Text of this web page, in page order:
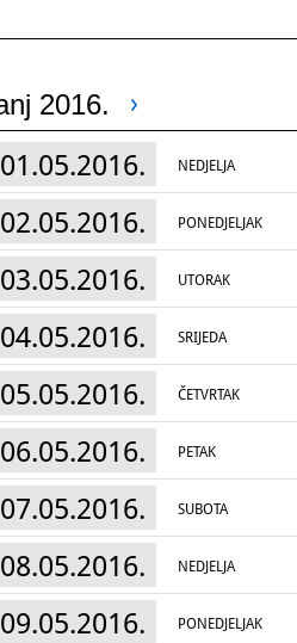
2016.
01.05.2016. NEDJELJA
02.05.2016. PONEDJELJAK
03.05.2016. UTORAK
04.05.2016. SRIJEDA
05.05.2016. ČETVRTAK
06.05.2016. PETAK
07.05.2016. SUBOTA
08.05.2016. NEDJELJA
09.05.2016. PONEDJELJAK